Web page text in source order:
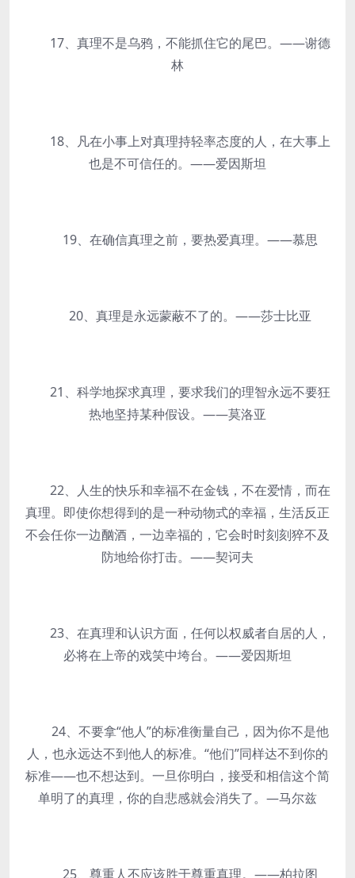
17、真理不是乌鸦，不能抓住它的尾巴。——谢德
林
18、凡在小事上对真理持轻率态度的人，在大事上
也是不可信任的。——爱因斯坦
19、在确信真理之前，要热爱真理。——慕思
20、真理是永远蒙蔽不了的。——莎士比亚
21、科学地探求真理，要求我们的理智永远不要狂
热地坚持某种假设。——莫洛亚
22、人生的快乐和幸福不在金钱，不在爱情，而在
真理。即使你想得到的是一种动物式的幸福，生活反正
不会任你一边酗酒，一边幸福的，它会时时刻刻猝不及
防地给你打击。——契诃夫
23、在真理和认识方面，任何以权威者自居的人，
必将在上帝的戏笑中垮台。——爱因斯坦
24、不要拿“他人”的标准衡量自己，因为你不是他
人，也永远达不到他人的标准。“他们”同样达不到你的
标准——也不想达到。一旦你明白，接受和相信这个简
单明了的真理，你的自悲感就会消失了。—马尔兹
25、尊重人不应该胜于尊重真理。——柏拉图